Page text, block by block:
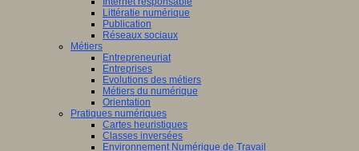
Littératie numérique
Publication
Réseaux sociaux
Métiers
Entrepreneuriat
Entreprises
Evolutions des métiers
Métiers du numérique
Orientation
Pratiques numériques
Cartes heuristiques
Classes inversées
Environnement Numérique de Travail